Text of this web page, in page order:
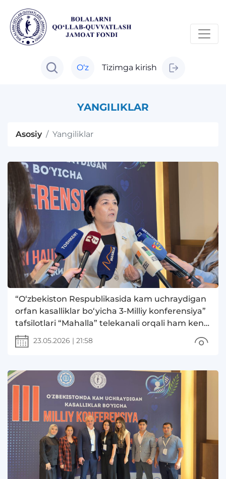
O‘z Tizimga kirish
YANGILIKLAR
Asosiy Yangiliklar
“O‘zbekiston Respublikasida kam uchraydigan
orfan kasalliklar bo‘yicha 3-Milliy konferensiya”
tafsilotlari “Mahalla” telekanali orqali ham keng
yoritildi.
23.05.2026 | 21:58